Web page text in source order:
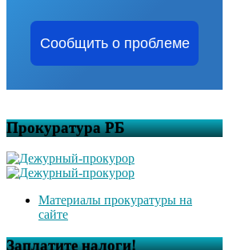
Сообщить о проблеме
Прокуратура РБ
Материалы прокуратуры на
сайте
Заплатите налоги!